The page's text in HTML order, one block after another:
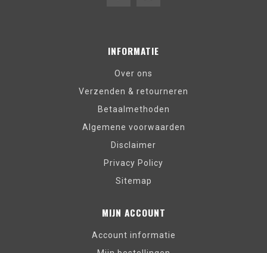
INFORMATIE
Over ons
Verzenden & retourneren
Betaalmethoden
Algemene voorwaarden
Disclaimer
Privacy Policy
Sitemap
MIJN ACCOUNT
Account informatie